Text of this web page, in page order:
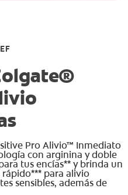
Pro Alivio™ Inmediato
con arginina y doble
tus encías** y brinda un
para alivio
sensibles, además de